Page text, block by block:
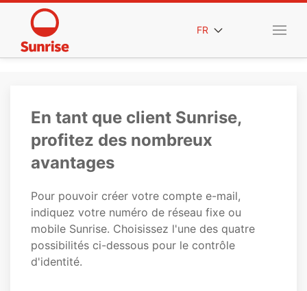
FR
En tant que client Sunrise,
profitez des nombreux
avantages
Pour pouvoir créer votre compte e-mail,
indiquez votre numéro de réseau fixe ou
mobile Sunrise. Choisissez l'une des quatre
possibilités ci-dessous pour le contrôle
d'identité.